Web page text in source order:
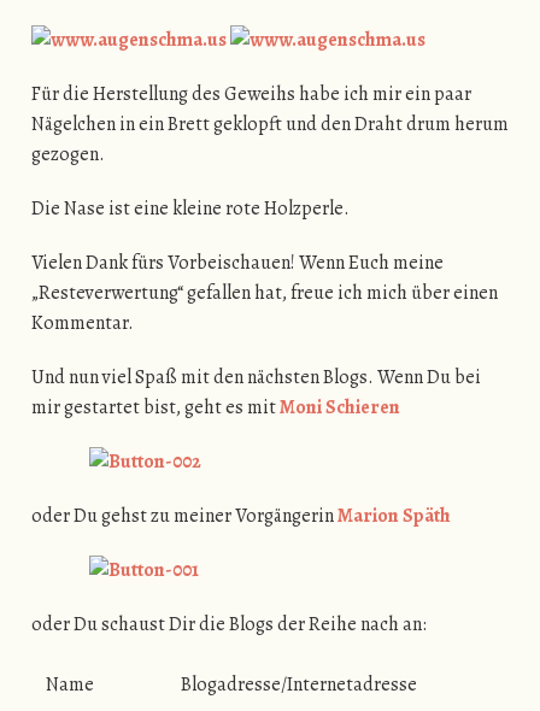
Für die Herstellung des Geweihs habe ich mir ein paar
Nägelchen in ein Brett geklopft und den Draht drum herum
gezogen.
Die Nase ist eine kleine rote Holzperle.
Vielen Dank fürs Vorbeischauen! Wenn Euch meine
„Resteverwertung“ gefallen hat, freue ich mich über einen
Kommentar.
Und nun viel Spaß mit den nächsten Blogs. Wenn Du bei
mir gestartet bist, geht es mitMoni Schieren
oder Du gehst zu meiner VorgängerinMarion Späth
oder Du schaust Dir die Blogs der Reihe nach an:
Name
Blogadresse/Internetadresse